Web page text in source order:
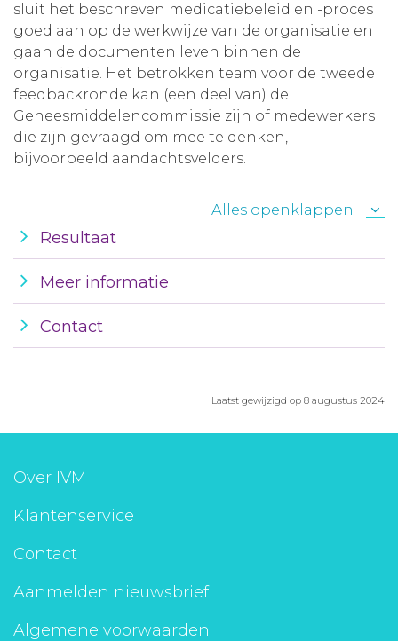
sluit het beschreven medicatiebeleid en -proces
goed aan op de werkwijze van de organisatie en
gaan de documenten leven binnen de
organisatie. Het betrokken team voor de tweede
feedbackronde kan (een deel van) de
Geneesmiddelencommissie zijn of medewerkers
die zijn gevraagd om mee te denken,
bijvoorbeeld aandachtsvelders.
Alles openklappen
Resultaat
Meer informatie
Contact
Laatst gewijzigd op 8 augustus 2024
Over IVM
Klantenservice
Contact
Aanmelden nieuwsbrief
Algemene voorwaarden